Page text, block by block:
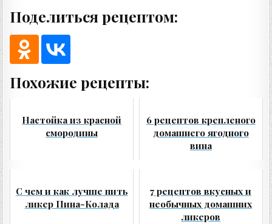
Поделиться рецептом:
Похожие рецепты:
Настойка из красной
смородины
6 рецептов крепленого
домашнего ягодного
вина
С чем и как лучше пить
ликер Пина-Колада
7 рецептов вкусных и
необычных домашних
ликеров